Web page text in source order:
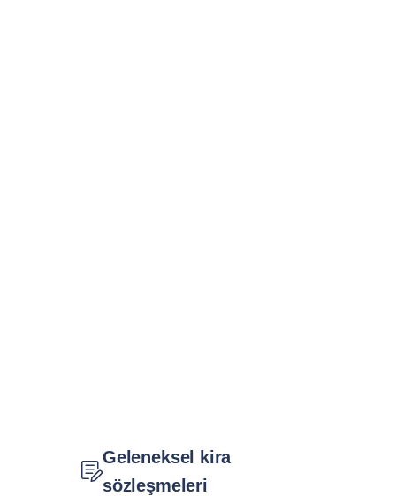
Geleneksel kira
sözleşmeleri